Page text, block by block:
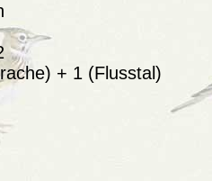
+ 1 (Flusstal)